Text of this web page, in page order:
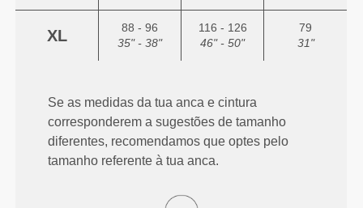
XL
88 - 96
35" - 38"
116 - 126
46" - 50"
79
31"
Se as medidas da tua anca e cintura
corresponderem a sugestões de tamanho
diferentes, recomendamos que optes pelo
tamanho referente à tua anca.